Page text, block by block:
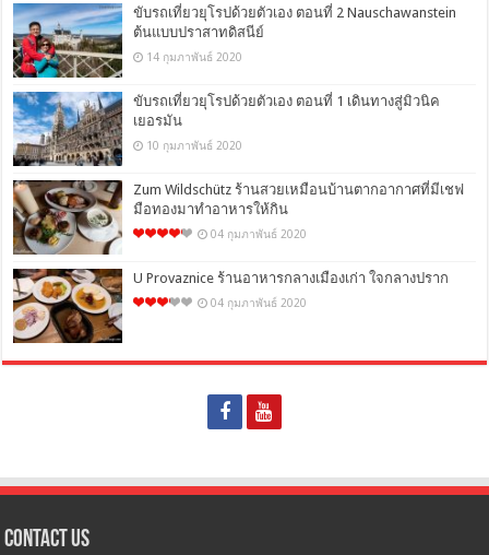
ขับรถเที่ยวยุโรปด้วยตัวเอง ตอนที่ 2 Nauschawanstein
ต้นแบบปราสาทดิสนีย์
14 กุมภาพันธ์ 2020
ขับรถเที่ยวยุโรปด้วยตัวเอง ตอนที่ 1 เดินทางสู่มิวนิค
เยอรมัน
10 กุมภาพันธ์ 2020
Zum Wildschütz ร้านสวยเหมือนบ้านตากอากาศที่มีเชฟ
มือทองมาทำอาหารให้กิน
04 กุมภาพันธ์ 2020
U Provaznice ร้านอาหารกลางเมืองเก่า ใจกลางปราก
04 กุมภาพันธ์ 2020
Contact Us